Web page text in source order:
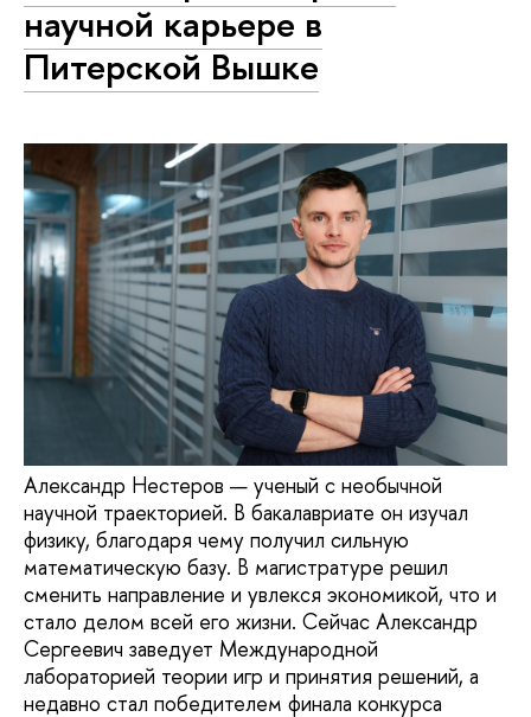
научной карьере в
Питерской Вышке
Александр Нестеров — ученый с необычной
научной траекторией. В бакалавриате он изучал
физику, благодаря чему получил сильную
математическую базу. В магистратуре решил
сменить направление и увлекся экономикой, что и
стало делом всей его жизни. Сейчас Александр
Сергеевич заведует Международной
лабораторией теории игр и принятия решений, а
недавно стал победителем финала конкурса